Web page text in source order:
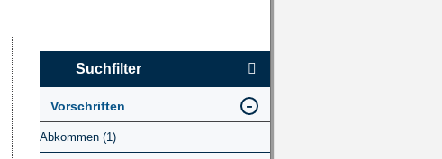
Suchfilter
Vorschriften
Abkommen (1)